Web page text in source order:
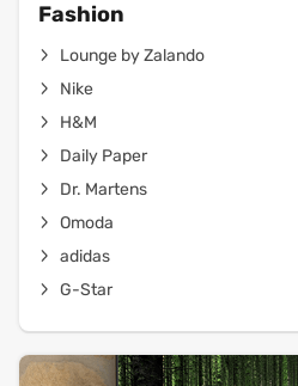
Fashion
Lounge by Zalando
Nike
H&M
Daily Paper
Dr. Martens
Omoda
adidas
G-Star